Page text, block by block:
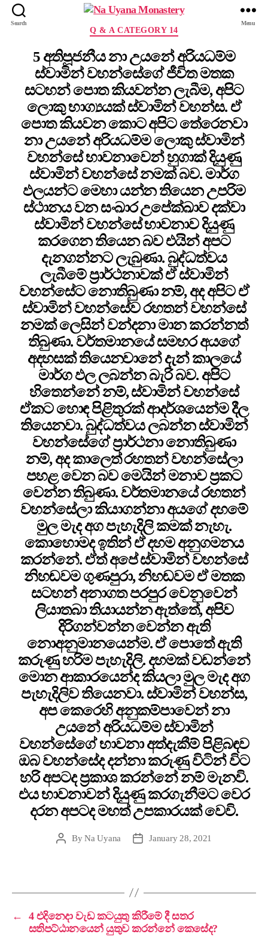
Search Menu
Q & A CATEGORY 14
5 අතිපූජනීය නා උයනේ අරියධම්ම
ස්වාමින් වහන්සේගේ ජීවිත මතක
සටහන් පොත කියවන්න ලැබීම, අපිට
ලොකු භාග්‍යයක් ස්වාමින් වහන්ස. ඒ
පොත කියවන කොට අපිට තේරෙනවා
නා උයනේ අරියධම්ම ලොකු ස්වාමින්
වහන්සේ භාවනාවෙන් හුගාක් දියුණු
ස්වාමින් වහන්සේ නමක් බව. මාර්ග
ඵලයන්ට මෙහා යන්න තියෙන උපරිම
ස්ථානය වන සංඛාර උපේක්ඛාව දක්වා
ස්වාමින් වහන්සේ භාවනාව දියුණු
කරගෙන තියෙන බව එයින් අපට
දැනගන්නට ලැබුණා. බුද්ධත්වය
ලැබීමේ ප්‍රාර්ථනාවක් ඒ ස්වාමින්
වහන්සේට නොතිබුණා නම්, අද අපිට ඒ
ස්වාමින් වහන්සේව රහතන් වහන්සේ
නමක් ලෙසින් වන්දනා මාන කරන්නත්
තිබුණා. වර්තමානයේ සමහර අයගේ
අදහසක් තියෙනවානේ දැන් කාලයේ
මාර්ග ඵල ලබන්න බැරි බව. අපිට
හිතෙන්නේ නම්, ස්වාමින් වහන්සේ
ඒකට හොඳ පිළිතුරක් ආදර්ශයෙන්ම දීල
තියෙනවා. බුද්ධත්වය ලබන්න ස්වාමින්
වහන්සේගේ ප්‍රාර්ථනා නොතිබුණා
නම්, අද කාලෙත් රහතන් වහන්සේලා
පහළ වෙන බව මෙයින් මනාව ප්‍රකට
වෙන්න තිබුණා. වර්තමානයේ රහතන්
වහන්සේලා කියාගන්නා අයගේ දහමේ
මුල මැද අග පැහැදිලි කමක් නැහැ.
කොහොමද ඉතින් ඒ දහම අනුගමනය
කරන්නේ. ඒත් අපේ ස්වාමින් වහන්සේ
නිහඬවම ගුණපුරා, නිහඬවම ඒ මතක
සටහන් අනාගත පරපුර වෙනුවෙන්
ලියාතබා තියායන්න ඇත්තේ, අපිව
දිරිගන්වන්න වෙන්න ඇති
නොඅනුමානයෙන්ම. ඒ පොතේ ඇති
කරුණු හරිම පැහැදිලි. දහමක් වඩන්නේ
මොන ආකාරයෙන්ද කියලා මුල මැද අග
පැහැදිලිව තියෙනවා. ස්වාමින් වහන්ස,
අප කෙරෙහි අනුකම්පාවෙන් නා
උයනේ අරියධම්ම ස්වාමින්
වහන්සේගේ භාවනා අත්දැකීම් පිළිබඳව
ඔබ වහන්සේද දන්නා කරුණු විටින් විට
හරි අපටද ප්‍රකාශ කරන්නේ නම් මැනවි.
එය භාවනාවන් දියුණු කරගැනීමට වෙර
දරන අපටද මහත් උපකාරයක් වෙවි.
ByNa Uyana January 28, 2021
←
4 එදිනෙදා වැඩ කටයුතු කිරීමේ දී සතර
සතිපට්ඨානයෙන් යුතුව කරන්නේ කෙසේද?